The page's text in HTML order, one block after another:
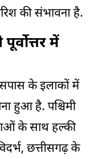
की संभावना है.
में
के इलाकों में
हुआ है. पश्चिमी
के साथ हल्की
छत्तीसगढ़ के